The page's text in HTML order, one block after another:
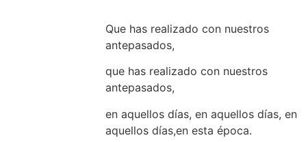
Que has realizado con nuestros
antepasados,
que has realizado con nuestros
antepasados,
en aquellos días, en aquellos días, en
aquellos días,en esta época.